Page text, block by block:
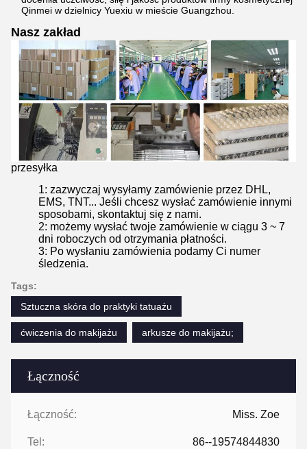
Łączność
Łączność: Miss. Zoe
Tel: 86--19574844830
Qinmei w dzielnicy Yuexiu w mieście Guangzhou.
Nasz zakład
przesyłka
1: zazwyczaj wysyłamy zamówienie przez DHL,
EMS, TNT... Jeśli chcesz wysłać zamówienie innymi
sposobami, skontaktuj się z nami.
2: możemy wysłać twoje zamówienie w ciągu 3 ~ 7
dni roboczych od otrzymania płatności.
3: Po wysłaniu zamówienia podamy Ci numer
śledzenia.
Tags:
Sztuczna skóra do praktyki tatuażu
ćwiczenia do makijażu arkusze do makijażu;